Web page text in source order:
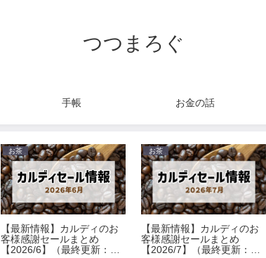
つつまろぐ
手帳 お金の話
お茶
【最新情報】カルディのお
客様感謝セールまとめ
【2026/6】（最終更新：
お茶
【最新情報】カルディのお
客様感謝セールまとめ
【2026/7】（最終更新：